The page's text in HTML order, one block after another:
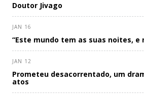
Doutor Jivago
JAN 16
“Este mundo tem as suas noites, e
JAN 12
Prometeu desacorrentado, um
atos